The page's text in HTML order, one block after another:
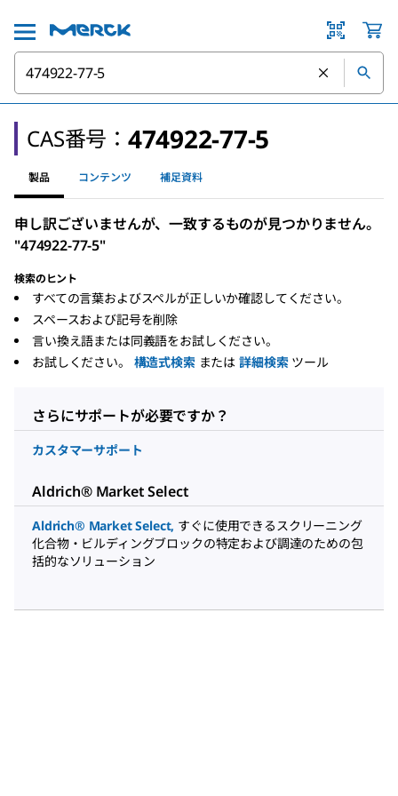
CAS番号：474922-77-5
製品 コンテンツ 補足資料
申し訳ございませんが、一致するものが見つかりません。
"474922-77-5"
検索のヒント
すべての言葉およびスペルが正しいか確認してください。
スペースおよび記号を削除
言い換え語または同義語をお試しください。
お試しください。
構造式検索 または 詳細検索 ツール
さらにサポートが必要ですか？
カスタマーサポート
Aldrich® Market Select
Aldrich® Market Select, すぐに使用できるスクリーニング
化合物・ビルディングブロックの特定および調達のための包
括的なソリューション